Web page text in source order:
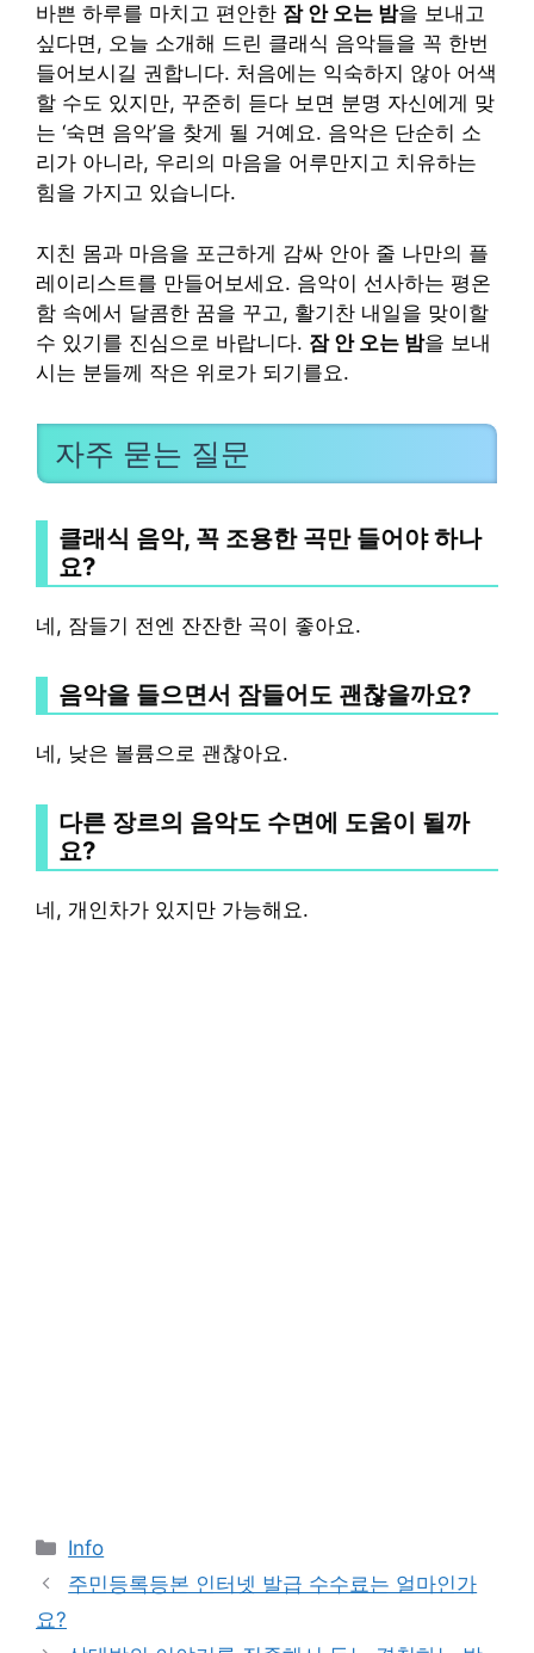
바쁜 하루를 마치고 편안한 잠 안 오는 밤을 보내고
싶다면, 오늘 소개해 드린 클래식 음악들을 꼭 한번
들어보시길 권합니다. 처음에는 익숙하지 않아 어색
할 수도 있지만, 꾸준히 듣다 보면 분명 자신에게 맞
는 ‘숙면 음악’을 찾게 될 거예요. 음악은 단순히 소
리가 아니라, 우리의 마음을 어루만지고 치유하는
힘을 가지고 있습니다.
지친 몸과 마음을 포근하게 감싸 안아 줄 나만의 플
레이리스트를 만들어보세요. 음악이 선사하는 평온
함 속에서 달콤한 꿈을 꾸고, 활기찬 내일을 맞이할
수 있기를 진심으로 바랍니다. 잠 안 오는 밤을 보내
시는 분들께 작은 위로가 되기를요.
자주 묻는 질문
클래식 음악, 꼭 조용한 곡만 들어야 하나
요?
네, 잠들기 전엔 잔잔한 곡이 좋아요.
음악을 들으면서 잠들어도 괜찮을까요?
네, 낮은 볼륨으로 괜찮아요.
다른 장르의 음악도 수면에 도움이 될까
요?
네, 개인차가 있지만 가능해요.
Categories
Info
주민등록등본 인터넷 발급 수수료는 얼마인가
요?